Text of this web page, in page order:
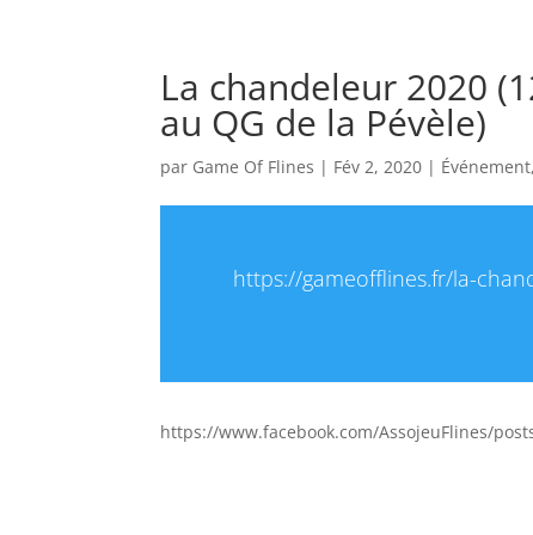
La chandeleur 2020
au QG de la Pévèle)
par Game Of Flines | Fév 2, 2020 | Événement,
https://gameofflines.fr/la-
https://www.facebook.com/AssojeuFlines/